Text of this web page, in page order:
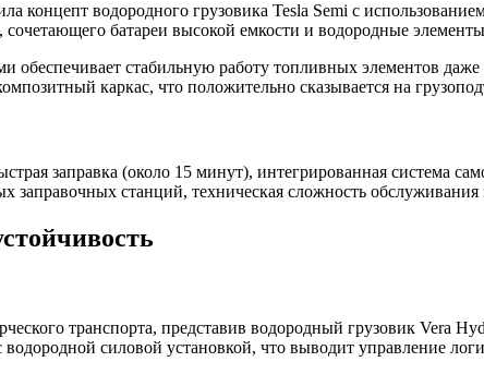
концепт водородного грузовика Tesla Semi с
батареи высокой емкости и водородные
обеспечивает стабильную работу топливных элементов
каркас, что положительно сказывается на
заправка (около 15 минут), интегрированная система
заправочных станций, техническая сложность
транспорта, представив водородный грузовик Vera
силовой установкой, что выводит управление